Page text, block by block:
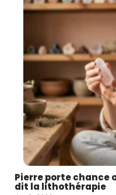
Pierre porte chance
dit la lithothérapie